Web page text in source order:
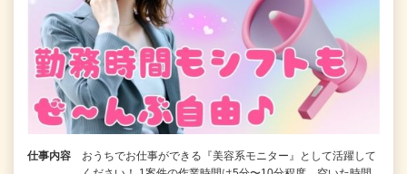
仕事内容
おうちでお仕事ができる『美容系モニター』として活躍して